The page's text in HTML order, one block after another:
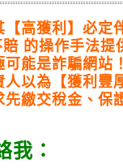
高獲利】必定
的操作手法提
能是詐騙網站
以為【獲利豐
繳交稅金、保
我：